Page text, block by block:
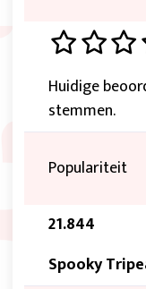
Huidige
stemmen.
Populariteit
21.844
Spooky